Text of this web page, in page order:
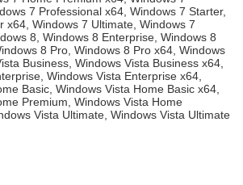
7 Professional x64, Windows 7 Starter,
x64, Windows 7 Ultimate, Windows 7
8, Windows 8 Enterprise, Windows 8
8 Pro, Windows 8 Pro x64, Windows
Business, Windows Vista Business x64,
Windows Vista Enterprise x64,
Basic, Windows Vista Home Basic x64,
Premium, Windows Vista Home
Vista Ultimate, Windows Vista Ultimate